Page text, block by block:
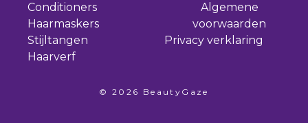
Conditioners
Haarmaskers
Stijltangen
Haarverf
Algemene
voorwaarden
Privacy verklaring
© 2026 BeautyGaze